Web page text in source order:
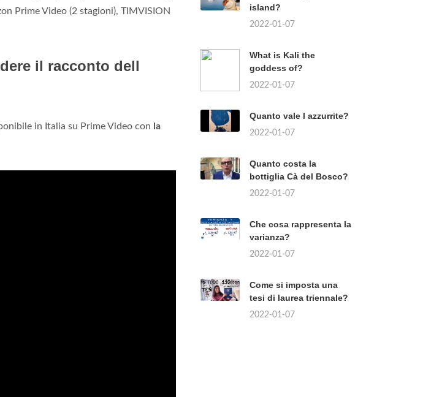
Prime Video (2 stagioni), TIMVISION
il racconto dell
in Italia su Prime Video con la
island?
2022-01-07
What is Kali the
goddess of?
2022-01-07
Quanto vale l azzurrite?
2022-01-07
Quanto costa la
bottiglia Cà del Bosco?
2022-01-07
Che cosa rappresenta la
varianza?
2022-01-07
Come si imposta una
tesi di laurea triennale?
2022-01-07